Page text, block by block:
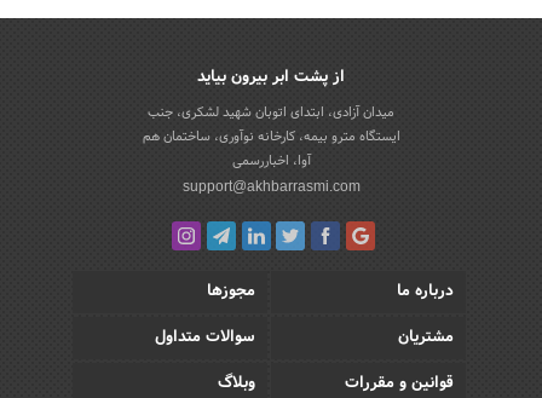
از پشت ابر بیرون بیاید
میدان آزادی، ابتدای اتوبان شهید لشکری، جنب
ایستگاه مترو بیمه، کارخانه نوآوری، ساختمان هم
آوا، اخباررسمی
support@akhbarrasmi.com
درباره ما
مجوزها
مشتریان
سوالات متداول
قوانین و مقررات
وبلاگ